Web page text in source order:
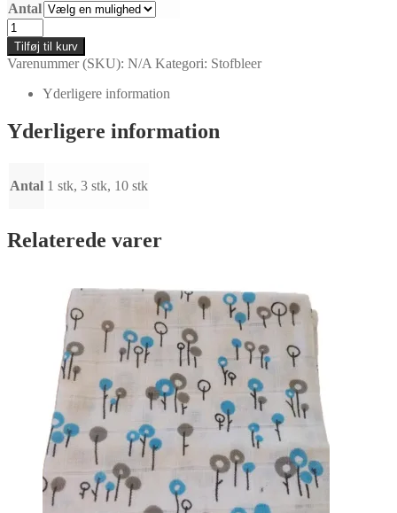
Antal
Ble
-
Stofble
Gazeble
antal
Tilføj til kurv
Varenummer (SKU): N/A Kategori: Stofbleer
Yderligere information
Yderligere information
Antal 1 stk, 3 stk, 10 stk
Relaterede varer